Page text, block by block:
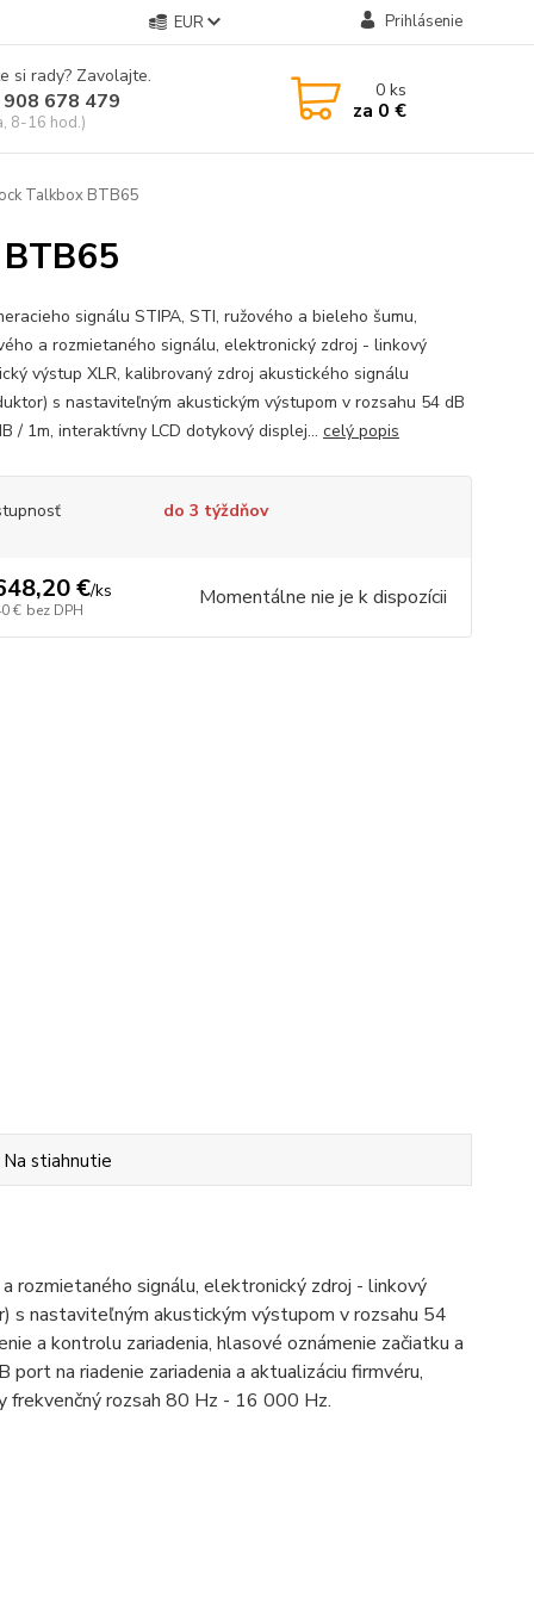
EUR Prihlásenie
si rady? Zavolajte.
678 479
8-16 hod.)
0ks
za 0 €
Talkbox BTB65
signálu STIPA, STI, ružového a bieleho šumu,
a rozmietaného signálu, elektronický zdroj - linkový
výstup XLR, kalibrovaný zdroj akustického signálu
s nastaviteľným akustickým výstupom v rozsahu 54 dB
/ 1m, interaktívny LCD dotykový displej... celý popis
do 3 týždňov
€/ks
€ bez DPH Momentálne nie je k dispozícii
Na stiahnutie
rozmietaného signálu, elektronický zdroj - linkový
s nastaviteľným akustickým výstupom v rozsahu 54
a kontrolu zariadenia, hlasové oznámenie začiatku a
na riadenie zariadenia a aktualizáciu firmvéru,
frekvenčný rozsah 80 Hz - 16 000 Hz.